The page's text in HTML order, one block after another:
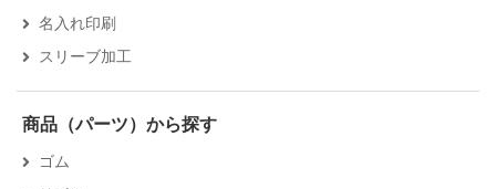
名入れ印刷
スリーブ加工
商品（パーツ）から探す
ゴム